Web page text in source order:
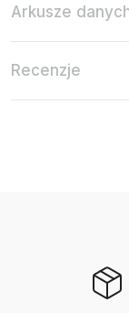
Arkusze
Recenzje